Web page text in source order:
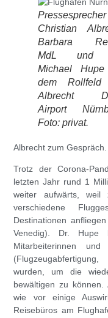
Pressesprecher
Christian
Barbara
MdL und
Michael
dem Rollfeld
Albrecht
Airport
Foto: privat.
Albrecht zum Gespräch.
Trotz der Corona-
letzten Jahr rund 1
weiter aufwärts,
verschiedene
Destinationen
Venedig). Dr. Hupe
Mitarbeiterinnen
wurden, um die
bewältigen zu
wie vor einige
Reisebüros am